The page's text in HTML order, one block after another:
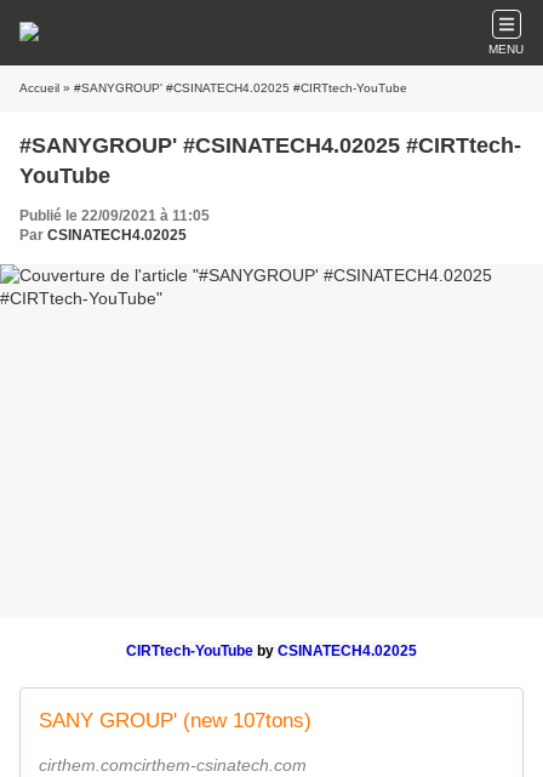
MENU
Accueil » #SANYGROUP' #CSINATECH4.02025 #CIRTtech-YouTube
#SANYGROUP' #CSINATECH4.02025 #CIRTtech-
YouTube
Publié le 22/09/2021 à 11:05
Par CSINATECH4.02025
CIRTtech-YouTube by CSINATECH4.02025
SANY GROUP' (new 107tons)
cirthem.comcirthem-csinatech.com